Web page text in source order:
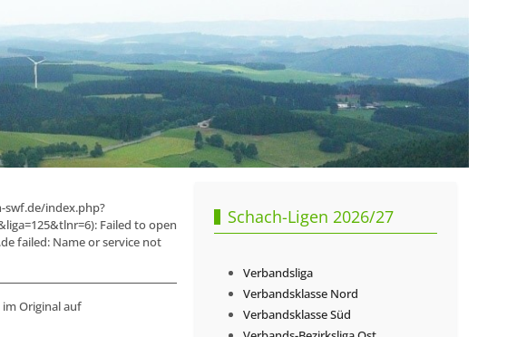
swf.de/index.php?
Failed to open
failed: Name or service not
Original auf
Schach-Ligen 2026/27
Verbandsliga
Verbandsklasse Nord
Verbandsklasse Süd